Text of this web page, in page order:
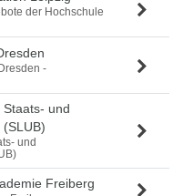
der Hochschule
-
und
und
Freiberg